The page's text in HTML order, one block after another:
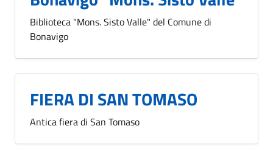
Biblioteca "Mons. Sisto Valle" del Comune di
Bonavigo
FIERA DI SAN TOMASO
Antica fiera di San Tomaso